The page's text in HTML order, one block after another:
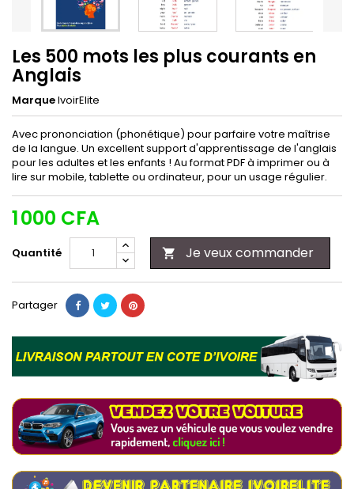
Les 500 mots les plus courants en
Anglais
MarqueIvoirElite
Avec prononciation (phonétique) pour parfaire votre maîtrise
de la langue. Un excellent support d'apprentissage de l'anglais
pour les adultes et les enfants ! Au format PDF à imprimer ou à
lire sur mobile, tablette ou ordinateur, pour un usage régulier.
1 000 CFA
Quantité  Je veux commander
Partager